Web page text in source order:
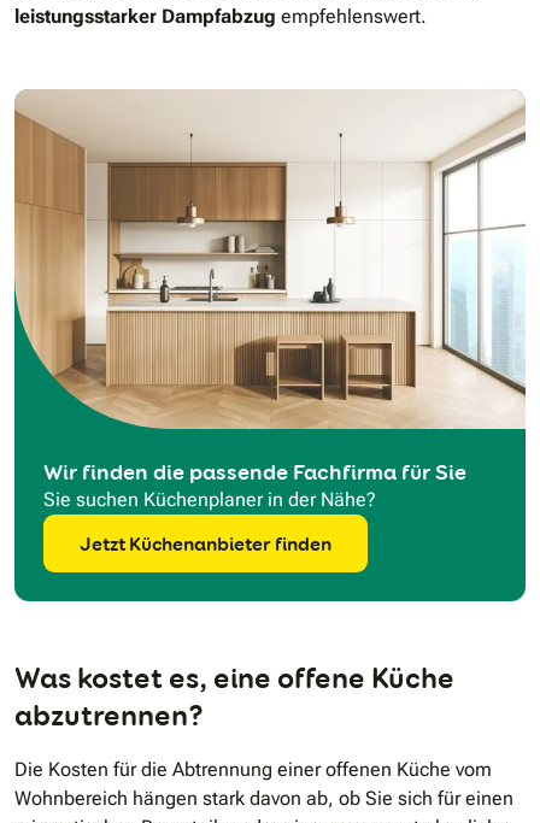
leistungsstarker Dampfabzug empfehlenswert.
Wir finden die passende Fachfirma für Sie
Sie suchen Küchenplaner in der Nähe?
Jetzt Küchenanbieter finden
Was kostet es, eine offene Küche
abzutrennen?
Die Kosten für die Abtrennung einer offenen Küche vom
Wohnbereich hängen stark davon ab, ob Sie sich für einen